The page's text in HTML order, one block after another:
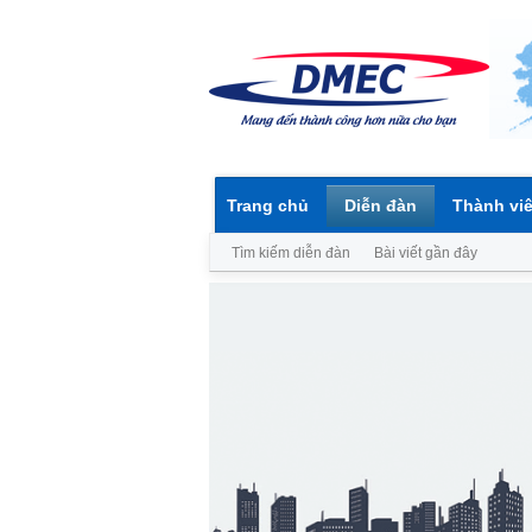
Trang chủ Diễn đàn
Tìm kiếm diễn đàn Bài viết gần đây
Thành